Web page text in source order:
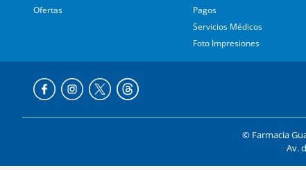
Ofertas
Pagos
Servicios Médicos
Foto Impresiones
© Farmacia
Av.